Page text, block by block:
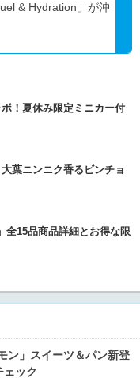
& Hydration」が沖
！夏休み限定ミニカー付
葉ニンニク香るビンチョ
全15品商品詳細とお得な限
ン」スイーツ＆パン新登
ェック